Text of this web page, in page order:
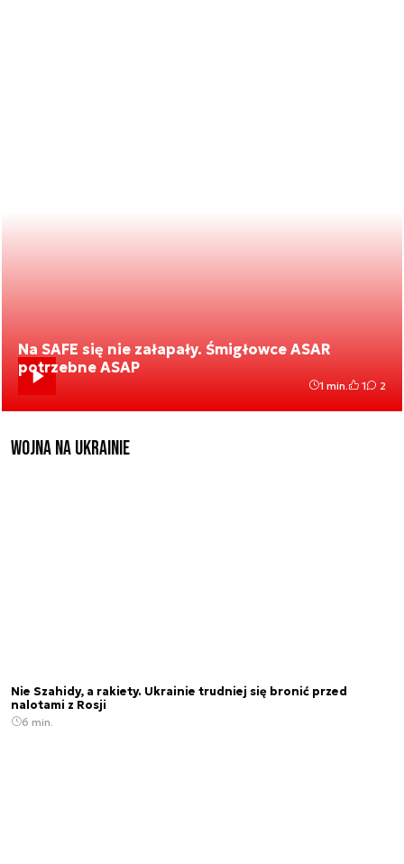
Na SAFE się nie załapały. Śmigłowce ASAR
potrzebne ASAP
1 min. 1 2
Wojna na Ukrainie
Nie Szahidy, a rakiety. Ukrainie trudniej się bronić przed
nalotami z Rosji
6 min.